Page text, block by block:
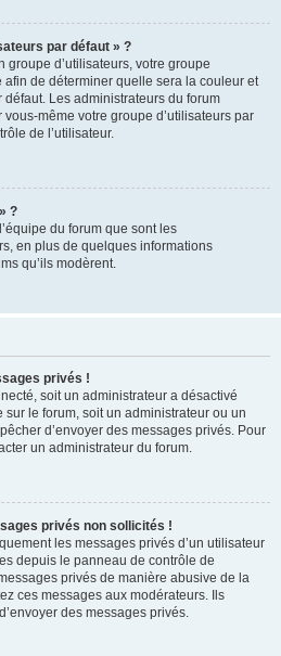
par défaut » ?
groupe d’utilisateurs, votre groupe
afin de déterminer quelle sera la couleur et
Les administrateurs du forum
même votre groupe d’utilisateurs par
de l’utilisateur.
?
du forum que sont les
en plus de quelques informations
qu’ils modèrent.
privés !
soit un administrateur a désactivé
le forum, soit un administrateur ou un
d’envoyer des messages privés. Pour
un administrateur du forum.
privés non sollicités !
les messages privés d’un utilisateur
depuis le panneau de contrôle de
privés de manière abusive de la
ces messages aux modérateurs. Ils
des messages privés.